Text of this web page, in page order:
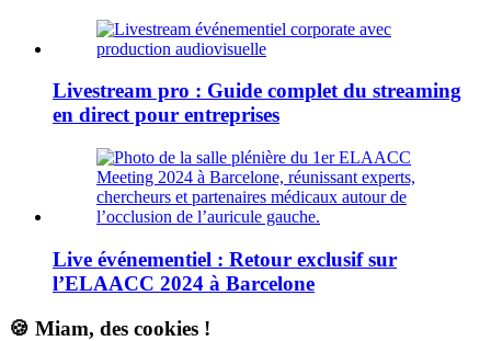
Livestream pro : Guide complet du streaming
en direct pour entreprises
Live événementiel : Retour exclusif sur
l’ELAACC 2024 à Barcelone
🍪 Miam, des cookies !